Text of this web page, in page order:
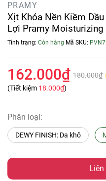
PRAMY
Xịt Khóa Nền Kiềm
Lợi Pramy
Tình trạng: Còn hàng Mã SKU:
162.000₫ 180.000₫
(Tiết kiệm 18.000₫)
Phân loại:
DEWY FINISH: Da khô